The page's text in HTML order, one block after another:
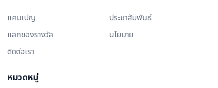
แคมเปญ
ประชาสัมพันธ์
แลกของรางวัล
นโยบาย
ติดต่อเรา
หมวดหมู่